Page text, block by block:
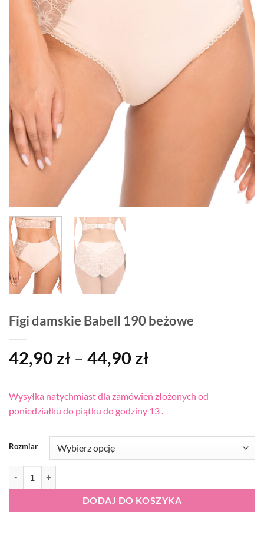
Figi damskie Babell 190 beżowe
42,90 zł – 44,90 zł
od
42,90 zł
44,90 zł
Wysyłka natychmiast dla zamówień złożonych od
poniedziałku do piątku do godziny 13 .
Rozmiar
DODAJ DO KOSZYKA